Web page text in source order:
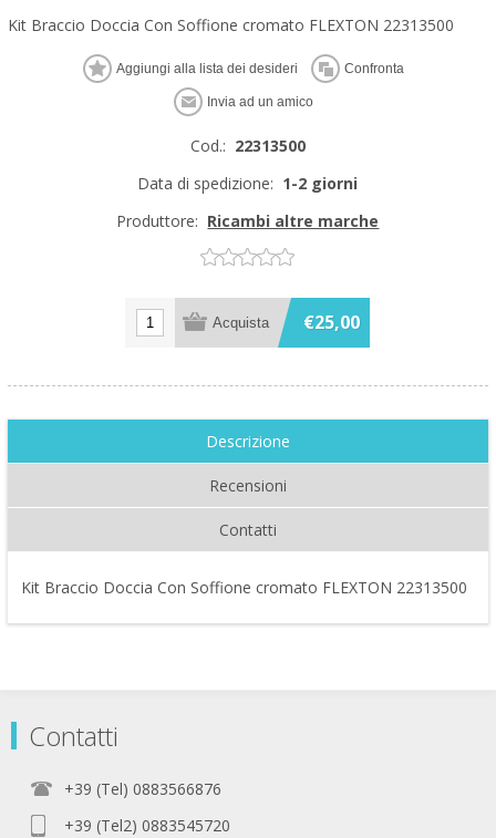
Kit Braccio Doccia Con Soffione cromato FLEXTON 22313500
Cod.: 22313500
Data di spedizione: 1-2 giorni
Produttore: Ricambi altre marche
€25,00
Descrizione
Recensioni
Contatti
Kit Braccio Doccia Con Soffione cromato FLEXTON 22313500
Contatti
+39 (Tel) 0883566876
+39 (Tel2) 0883545720